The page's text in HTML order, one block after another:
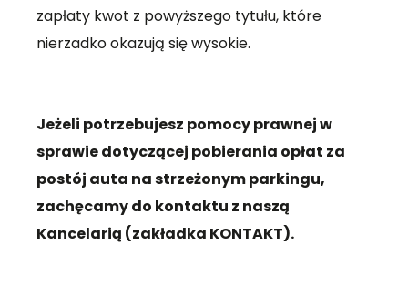
zapłaty kwot z powyższego tytułu, które
nierzadko okazują się wysokie.
Jeżeli potrzebujesz pomocy prawnej w
sprawie dotyczącej pobierania opłat za
postój auta na strzeżonym parkingu,
zachęcamy do kontaktu z naszą
Kancelarią (zakładka KONTAKT).